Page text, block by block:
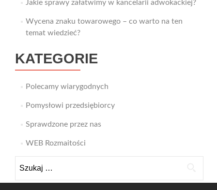
Jakie sprawy załatwimy w kancelarii adwokackiej?
Wycena znaku towarowego – co warto na ten
temat wiedzieć?
KATEGORIE
Polecamy wiarygodnych
Pomysłowi przedsiębiorcy
Sprawdzone przez nas
WEB Rozmaitości